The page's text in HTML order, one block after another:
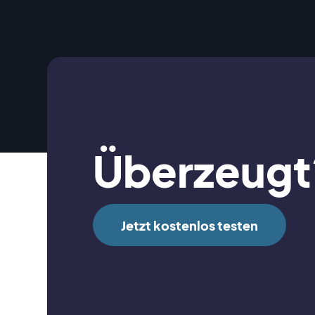
Jetzt kostenlos testen